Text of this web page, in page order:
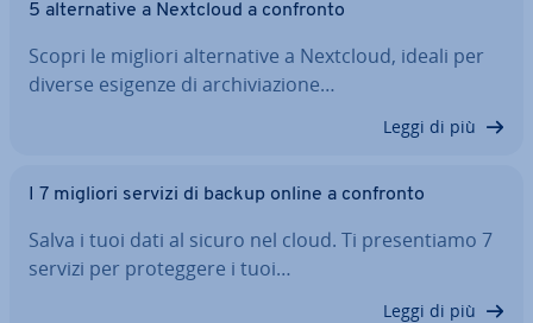
5 al­ter­na­ti­ve a Nextcloud a confronto
Scopri le migliori al­ter­na­ti­ve a Nextcloud, ideali per
diverse esigenze di ar­chi­via­zio­ne…
Leggi di più
I 7 migliori servizi di backup online a confronto
Salva i tuoi dati al sicuro nel cloud. Ti pre­sen­tia­mo 7
servizi per pro­teg­ge­re i tuoi…
Leggi di più